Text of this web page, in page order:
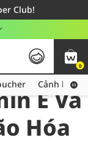
Club!
249,000Đ
TP. Hồ Chí Minh
0
Cảnh báo
E Và
Hóa